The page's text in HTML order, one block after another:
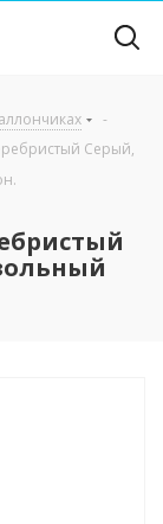
-
Серый,